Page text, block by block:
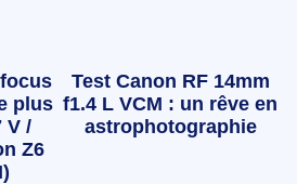
plus
V /
Z6
Test Canon RF 14mm
f1.4 L VCM : un rêve en
astrophotographie